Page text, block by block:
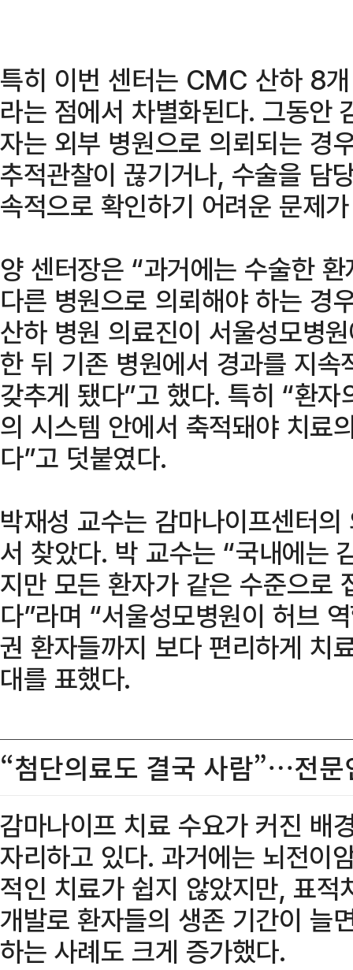
특히 이번 센터는 CMC 산하 8
라는 점에서 차별화된다. 그동안
자는 외부 병원으로 의뢰되는 경
추적관찰이 끊기거나, 수술을 담
속적으로 확인하기 어려운 문제
양 센터장은 “과거에는 수술한
다른 병원으로 의뢰해야 하는 경
산하 병원 의료진이 서울성모병
한 뒤 기존 병원에서 경과를 지
갖추게 됐다”고 했다. 특히 “환
의 시스템 안에서 축적돼야 치료
다”고 덧붙였다.
박재성 교수는 감마나이프센터의
서 찾았다. 박 교수는 “국내에는
지만 모든 환자가 같은 수준으로
다”라며 “서울성모병원이 허브
권 환자들까지 보다 편리하게 치
대를 표했다.
“첨단의료도 결국 사람”…전문
감마나이프 치료 수요가 커진 배
자리하고 있다. 과거에는 뇌전이
적인 치료가 쉽지 않았지만, 표
개발로 환자들의 생존 기간이 늘
하는 사례도 크게 증가했다.